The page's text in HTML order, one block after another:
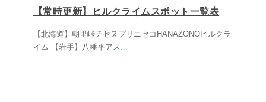
【常時更新】ヒルクライムスポット一覧表
【北海道】朝里峠チセヌプリニセコHANAZONOヒルクラ
イム 【岩手】八幡平アス ...